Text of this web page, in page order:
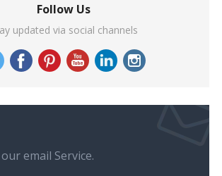
Follow Us
updated via social channels
email Service.